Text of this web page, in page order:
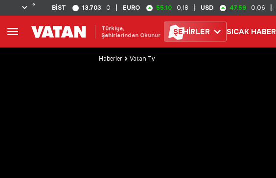
° BİST 13.703 0 EURO 55.10 0,18 USD 47.59 0,06
Türkiye,
Şehirlerinden Okunur
ŞEHİRLER SICAK HABER
Haberler Vatan Tv